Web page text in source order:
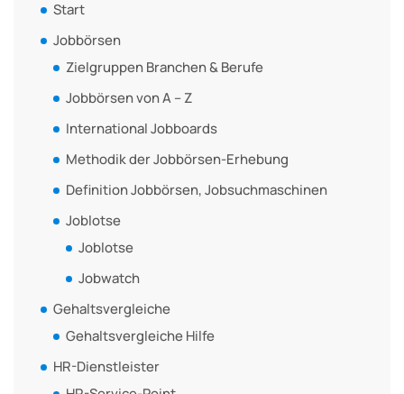
Start
Jobbörsen
Zielgruppen Branchen & Berufe
Jobbörsen von A – Z
International Jobboards
Methodik der Jobbörsen-Erhebung
Definition Jobbörsen, Jobsuchmaschinen
Joblotse
Joblotse
Jobwatch
Gehaltsvergleiche
Gehaltsvergleiche Hilfe
HR-Dienstleister